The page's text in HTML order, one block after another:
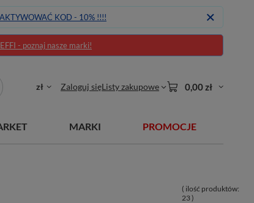
KOD - 10% !!!!
- poznaj nasze marki!
zł Zaloguj sięListy zakupowe 0,00 zł
MARKI PROMOCJE
( ilość produktów:
23)